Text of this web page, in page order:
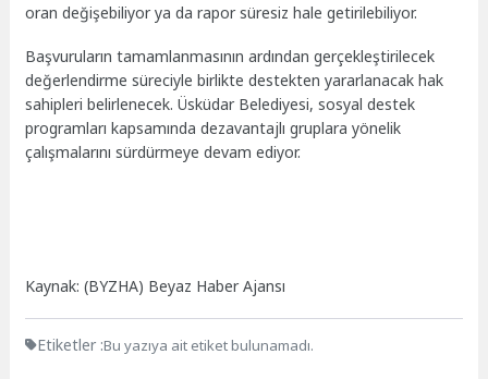
oran değişebiliyor ya da rapor süresiz hale getirilebiliyor.
Başvuruların tamamlanmasının ardından gerçekleştirilecek
değerlendirme süreciyle birlikte destekten yararlanacak hak
sahipleri belirlenecek. Üsküdar Belediyesi, sosyal destek
programları kapsamında dezavantajlı gruplara yönelik
çalışmalarını sürdürmeye devam ediyor.
Kaynak: (BYZHA) Beyaz Haber Ajansı
Etiketler :Bu yazıya ait etiket bulunamadı.